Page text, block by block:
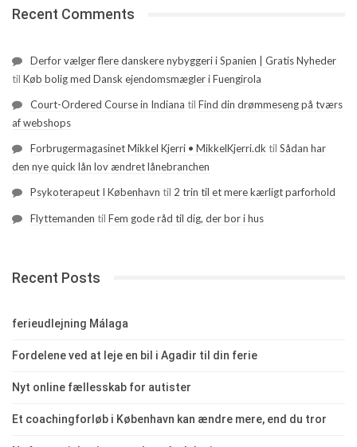
Recent Comments
Derfor vælger flere danskere nybyggeri i Spanien | Gratis Nyheder
til Køb bolig med Dansk ejendomsmægler i Fuengirola
Court-Ordered Course in Indiana til Find din drømmeseng på tværs
af webshops
Forbrugermagasinet Mikkel Kjerri • MikkelKjerri.dk til Sådan har
den nye quick lån lov ændret lånebranchen
Psykoterapeut I København til 2 trin til et mere kærligt parforhold
Flyttemanden til Fem gode råd til dig, der bor i hus
Recent Posts
ferieudlejning Málaga
Fordelene ved at leje en bil i Agadir til din ferie
Nyt online fællesskab for autister
Et coachingforløb i København kan ændre mere, end du tror